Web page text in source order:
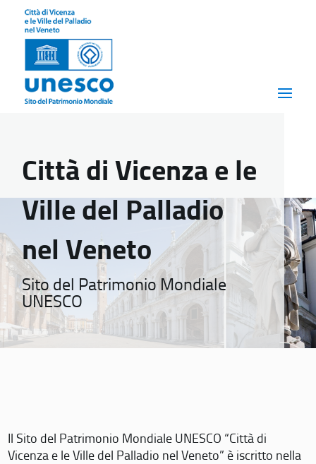
Città di Vicenza e le
Ville del Palladio
nel Veneto
Sito del Patrimonio Mondiale
UNESCO
Il Sito del Patrimonio Mondiale UNESCO “Città di
Vicenza e le Ville del Palladio nel Veneto” è iscritto nella